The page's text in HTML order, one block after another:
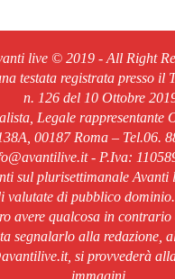
live © 2019 - All Right
testata registrata presso il
n. 126 del 10 Ottobre
Legale rappresentante
00187 Roma – Tel.06.
- P.Iva:
sul plurisettimanale Avanti
valutate di pubblico
avere qualcosa in
segnalarlo alla redazione,
si provvederà